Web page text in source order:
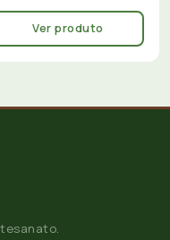
Ver produto